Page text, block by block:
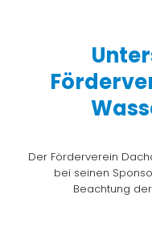
Der Förderverein
bei seinen
Beachtung